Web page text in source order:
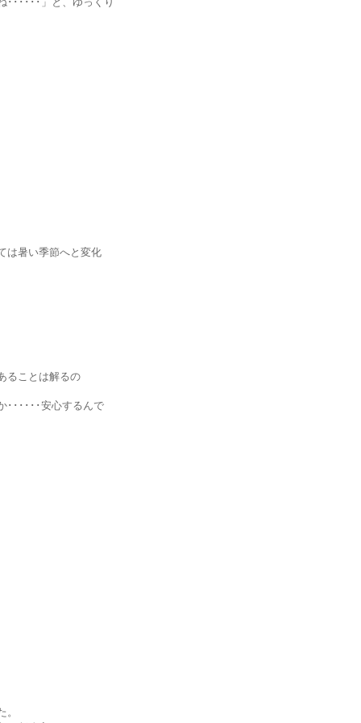
暑い季節へと変化
ことは解るの
････安心するんで